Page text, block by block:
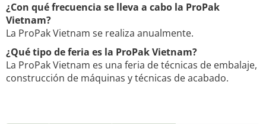
¿Con qué frecuencia se lleva a cabo la ProPak
Vietnam?
La ProPak Vietnam se realiza anualmente.
¿Qué tipo de feria es la ProPak Vietnam?
La ProPak Vietnam es una feria de técnicas de embalaje,
construcción de máquinas y técnicas de acabado.